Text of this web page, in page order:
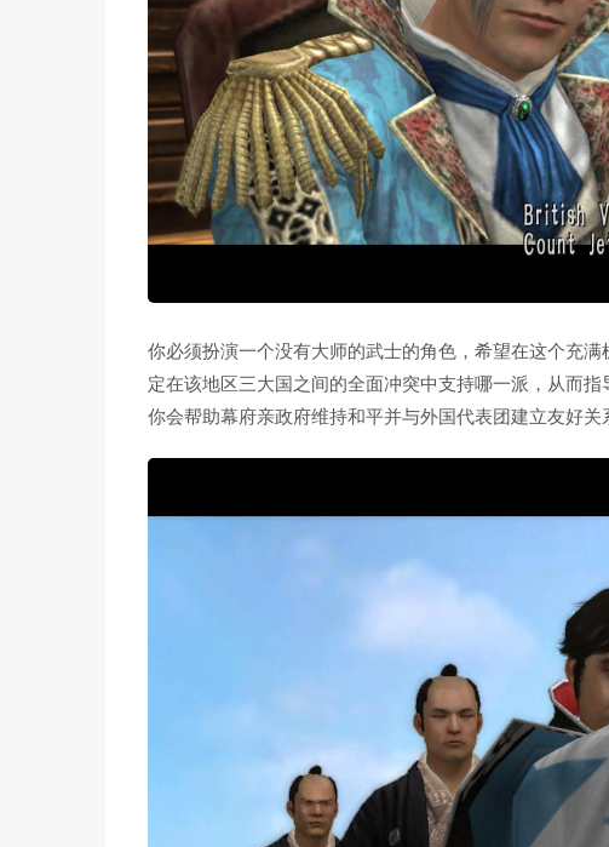
你必须扮演一个没有大师的武士的角色，希望在这个充
定在该地区三大国之间的全面冲突中支持哪一派，从而指
你会帮助幕府亲政府维持和平并与外国代表团建立友好关